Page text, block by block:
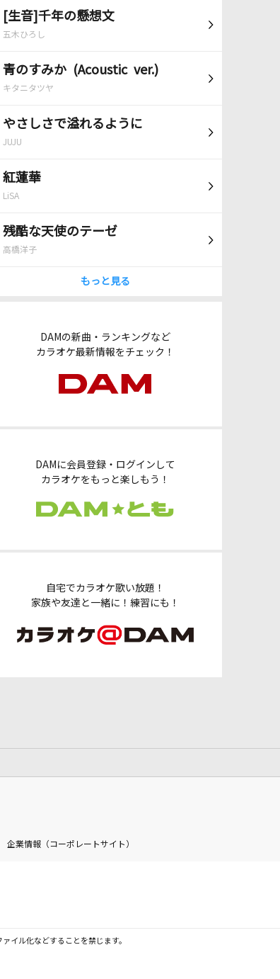
[生音]千年の懸想文
五木ひろし
青のすみか (Acoustic ver.)
キタニタツヤ
やさしさで溢れるように
JUJU
紅蓮華
LiSA
残酷な天使のテーゼ
高橋洋子
もっと見る
DAMの新曲・ランキングなど
カラオケ最新情報をチェック！
DAMに会員登録・ログインして
カラオケをもっと楽しもう！
自宅でカラオケ歌い放題！
家族や友達と一緒に！練習にも！
企業情報（コーポレートサイト）
イル化などすることを禁じます。